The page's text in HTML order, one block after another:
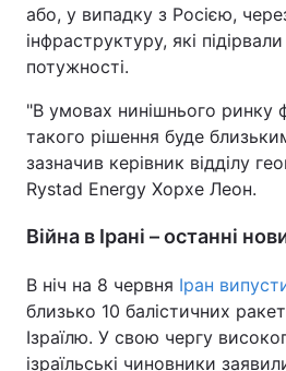
або, у випадку з Росією,
інфраструктуру, які підірвали
потужності.
"В умовах нинішнього ринку
такого рішення буде
зазначив керівник відділу
Rystad Energy Хорхе Леон.
Війна в Ірані – останні
В ніч на 8 червня Іран
близько 10 балістичних
Ізраїлю. У свою чергу
ізраїльські чиновники